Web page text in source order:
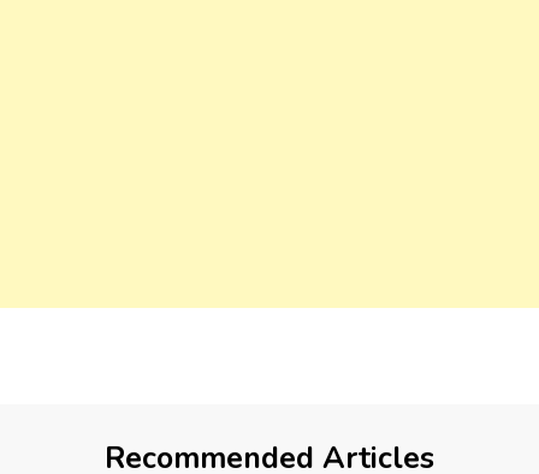
Recommended Articles